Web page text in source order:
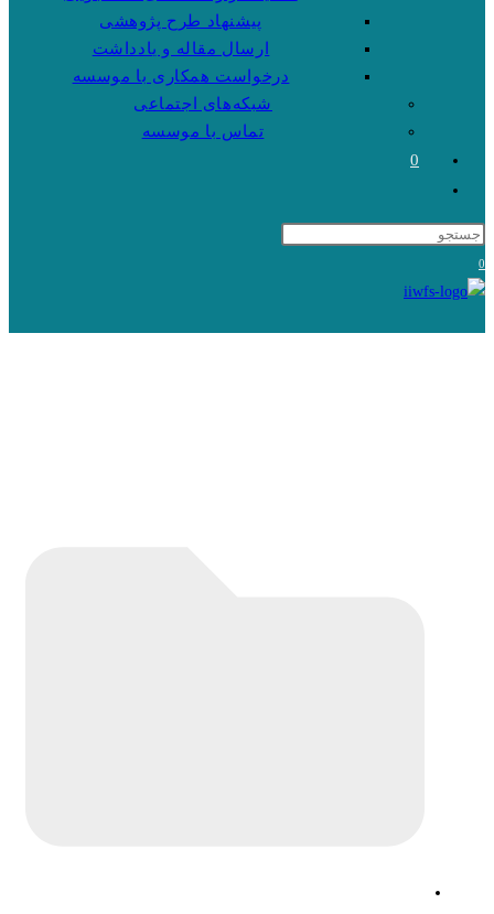
پیشنهاد طرح پژوهشی
ارسال مقاله و یادداشت
درخواست همکاری با موسسه
شبکه‌های اجتماعی
تماس با موسسه
0
search
0